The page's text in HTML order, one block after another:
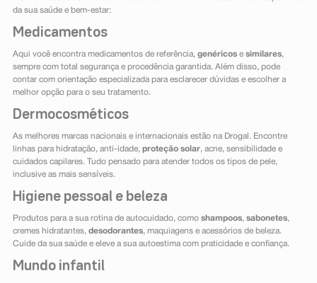
da sua saúde e bem-estar:
Medicamentos
Aqui você encontra medicamentos de referência, genéricose similares,
sempre com total segurança e procedência garantida. Além disso, pode
contar com orientação especializada para esclarecer dúvidas e escolher a
melhor opção para o seu tratamento.
Dermocosméticos
As melhores marcas nacionais e internacionais estão na Drogal. Encontre
linhas para hidratação, anti-idade, proteção solar, acne, sensibilidade e
cuidados capilares. Tudo pensado para atender todos os tipos de pele,
inclusive as mais sensíveis.
Higiene pessoal e beleza
Produtos para a sua rotina de autocuidado, como shampoos, sabonetes,
cremes hidratantes, desodorantes, maquiagens e acessórios de beleza.
Cuide da sua saúde e eleve a sua autoestima com praticidade e confiança.
Mundo infantil